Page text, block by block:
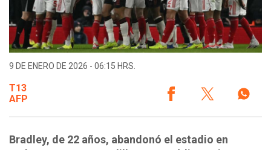
9 DE ENERO DE 2026 - 06:15 HRS.
T13
AFP
Bradley, de 22 años, abandonó el estadio en